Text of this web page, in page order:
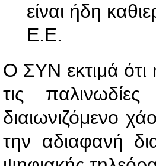
είναι ήδη
Ε.Ε.
Ο ΣΥΝ εκτιμά ότι
τις
διαιωνιζόμενο
την αδιαφανή